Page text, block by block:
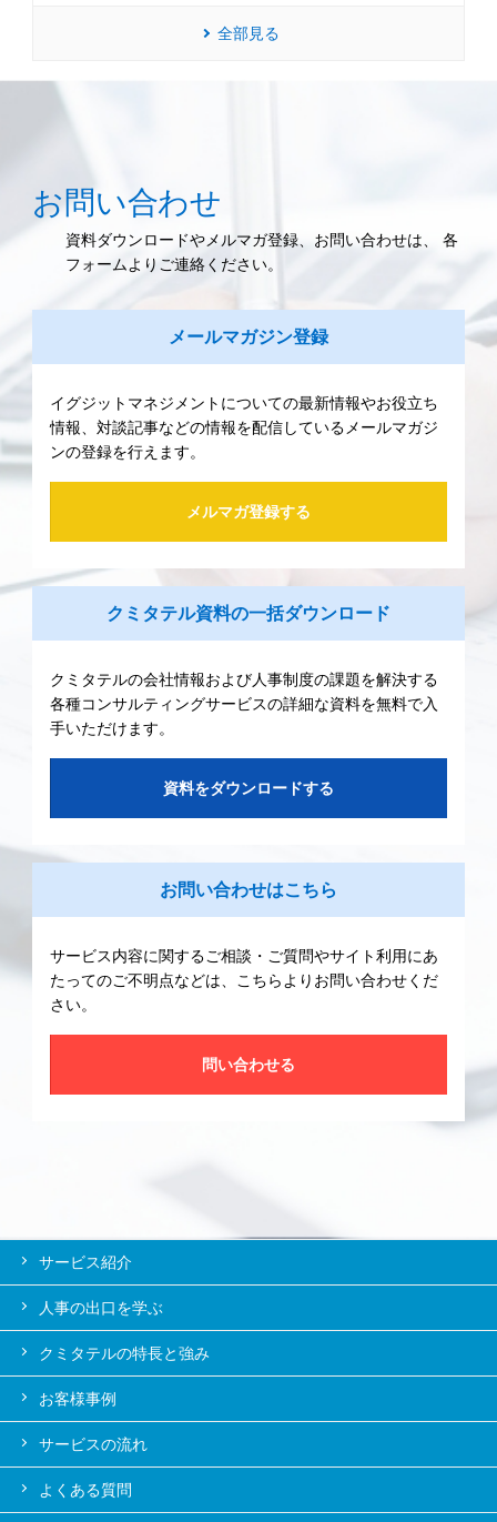
全部見る
お問い合わせ
資料ダウンロードやメルマガ登録、お問い合わせは、 各
フォームよりご連絡ください。
メールマガジン登録
イグジットマネジメントについての最新情報やお役立ち
情報、対談記事などの情報を配信しているメールマガジ
ンの登録を行えます。
メルマガ登録する
クミタテル資料の一括ダウンロード
クミタテルの会社情報および人事制度の課題を解決する
各種コンサルティングサービスの詳細な資料を無料で入
手いただけます。
資料をダウンロードする
お問い合わせはこちら
サービス内容に関するご相談・ご質問やサイト利用にあ
たってのご不明点などは、こちらよりお問い合わせくだ
さい。
問い合わせる
サービス紹介
人事の出口を学ぶ
クミタテルの特長と強み
お客様事例
サービスの流れ
よくある質問